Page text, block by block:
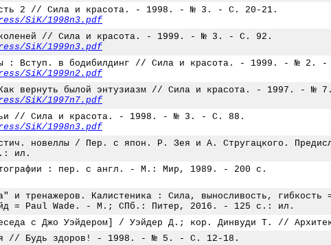
2 // Сила и красота. - 1998. - № 3. - С. 20-21.
SiK/1998n3.pdf
коленей // Сила и красота. - 1999. - № 3. - С. 92.
SiK/1999n3.pdf
: Вступ. в бодибилдинг // Сила и красота. - 1999. - № 2.
SiK/1999n2.pdf
вернуть былой энтузиазм // Сила и красота. - 1997. - №
SiK/1997n7.pdf
// Сила и красота. - 1998. - № 3. - С. 88.
SiK/1998n3.pdf
новеллы / Пер. с япон. Р. Зея и А. Стругацкого.
ил.
: пер. с англ. - М.: Мир, 1989. - 200 с.
и тренажеров. Калистеника : Сила, выносливость,
= Paul Wade. - М.; СПб.: Питер, 2016. - 125 с.: ил.
с Джо Уэйдером] / Уэйдер Д.; кор. Динвуди Т. //
// Будь здоров! - 1998. - № 5. - С. 12-18.